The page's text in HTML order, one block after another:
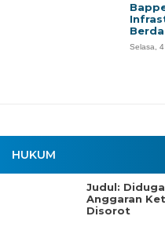
HUKUM
Judul:
Anggaran
Disorot
Selasa,